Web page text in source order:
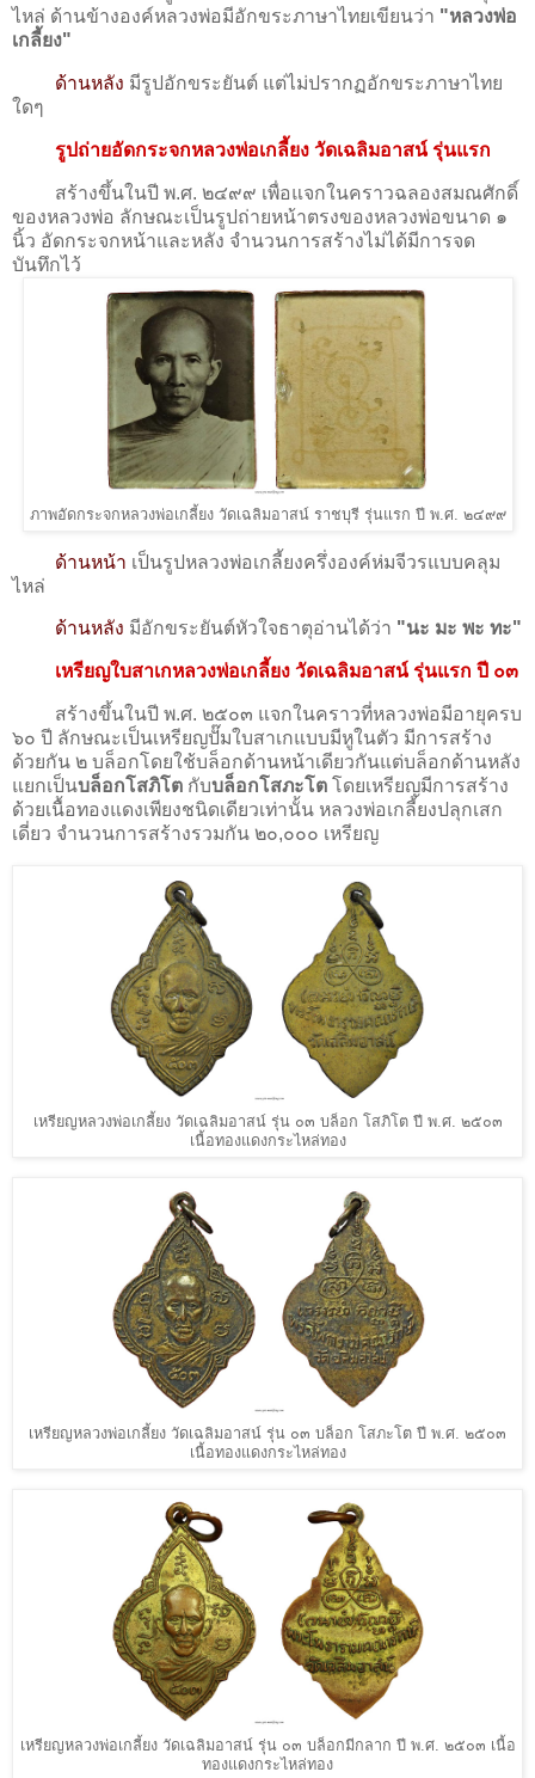
ไหล่ ด้านข้างองค์หลวงพ่อมีอักขระภาษาไทยเขียนว่า "หลวงพ่อ
เกลี้ยง"
ด้านหลัง มีรูปอักขระยันต์ แต่ไม่ปรากฏอักขระภาษาไทย
ใดๆ
รูปถ่ายอัดกระจกหลวงพ่อเกลี้ยง วัดเฉลิมอาสน์ รุ่นแรก
สร้างขึ้นในปี พ.ศ. ๒๔๙๙ เพื่อแจกในคราวฉลองสมณศักดิ์
ของหลวงพ่อ ลักษณะเป็นรูปถ่ายหน้าตรงของหลวงพ่อขนาด ๑
นิ้ว อัดกระจกหน้าและหลัง จำนวนการสร้างไม่ได้มีการจด
บันทึกไว้
ภาพอัดกระจกหลวงพ่อเกลี้ยง วัดเฉลิมอาสน์ ราชบุรี รุ่นแรก ปี พ.ศ. ๒๔๙๙
ด้านหน้า เป็นรูปหลวงพ่อเกลี้ยงครึ่งองค์ห่มจีวรแบบคลุม
ไหล่
ด้านหลัง มีอักขระยันต์หัวใจธาตุอ่านได้ว่า "นะ มะ พะ ทะ"
เหรียญใบสาเกหลวงพ่อเกลี้ยง วัดเฉลิมอาสน์ รุ่นแรก ปี ๐๓
สร้างขึ้นในปี พ.ศ. ๒๕๐๓ แจกในคราวที่หลวงพ่อมีอายุครบ
๖๐ ปี ลักษณะเป็นเหรียญปั๊มใบสาเกแบบมีหูในตัว มีการสร้าง
ด้วยกัน ๒ บล็อกโดยใช้บล็อกด้านหน้าเดียวกันแต่บล็อกด้านหลัง
แยกเป็นบล็อกโสภิโต กับบล็อกโสภะโต โดยเหรียญมีการสร้าง
ด้วยเนื้อทองแดงเพียงชนิดเดียวเท่านั้น หลวงพ่อเกลี้ยงปลุกเสก
เดี่ยว จำนวนการสร้างรวมกัน ๒๐,๐๐๐ เหรียญ
เหรียญหลวงพ่อเกลี้ยง วัดเฉลิมอาสน์ รุ่น ๐๓ บล็อก โสภิโต ปี พ.ศ. ๒๕๐๓
เนื้อทองแดงกระไหล่ทอง
เหรียญหลวงพ่อเกลี้ยง วัดเฉลิมอาสน์ รุ่น ๐๓ บล็อก โสภะโต ปี พ.ศ. ๒๕๐๓
เนื้อทองแดงกระไหล่ทอง
เหรียญหลวงพ่อเกลี้ยง วัดเฉลิมอาสน์ รุ่น ๐๓ บล็อกมีกลาก ปี พ.ศ. ๒๕๐๓ เนื้อ
ทองแดงกระไหล่ทอง